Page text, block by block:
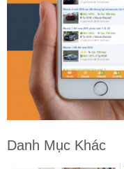
Danh Mục Khác